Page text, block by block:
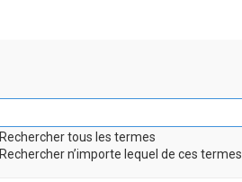
Rechercher tous les termes
Rechercher n’importe lequel de ces termes